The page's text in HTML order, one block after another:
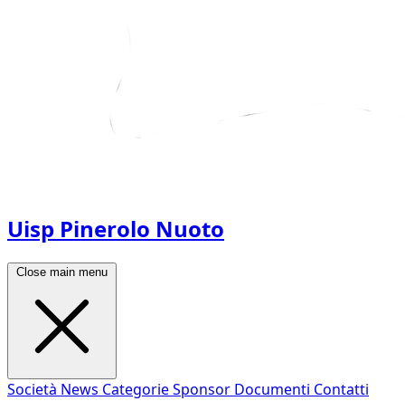
Uisp Pinerolo Nuoto
Close main menu
Società News CategorieSponsor Documenti Contatti